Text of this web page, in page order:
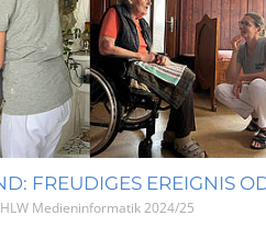
HLW Medieninformatik2024/25